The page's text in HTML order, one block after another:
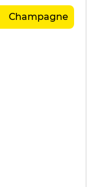
Champagne